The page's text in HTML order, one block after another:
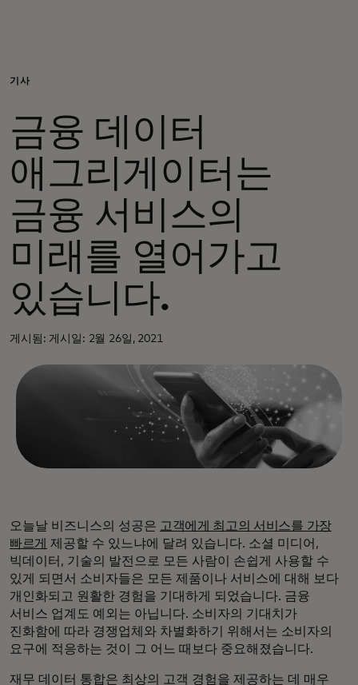
모두를 위한 가치
이노베이터
뉴스 & 인사이트
기사
금융 데이터
애그리게이터는
금융 서비스의
미래를 열어가고
있습니다.
게시됨: 게시일: 2월 26일, 2021
오늘날 비즈니스의 성공은 고객에게 최고의 서비스를 가장
빠르게
제공할 수 있느냐에 달려 있습니다. 소셜 미디어,
빅데이터, 기술의 발전으로 모든 사람이 손쉽게 사용할 수
있게 되면서 소비자들은 모든 제품이나 서비스에 대해 보다
개인화되고 원활한 경험을 기대하게 되었습니다. 금융
서비스 업계도 예외는 아닙니다. 소비자의 기대치가
진화함에 따라 경쟁업체와 차별화하기 위해서는 소비자의
요구에 적응하는 것이 그 어느 때보다 중요해졌습니다.
재무 데이터 통합은 최상의 고객 경험을 제공하는 데 매우